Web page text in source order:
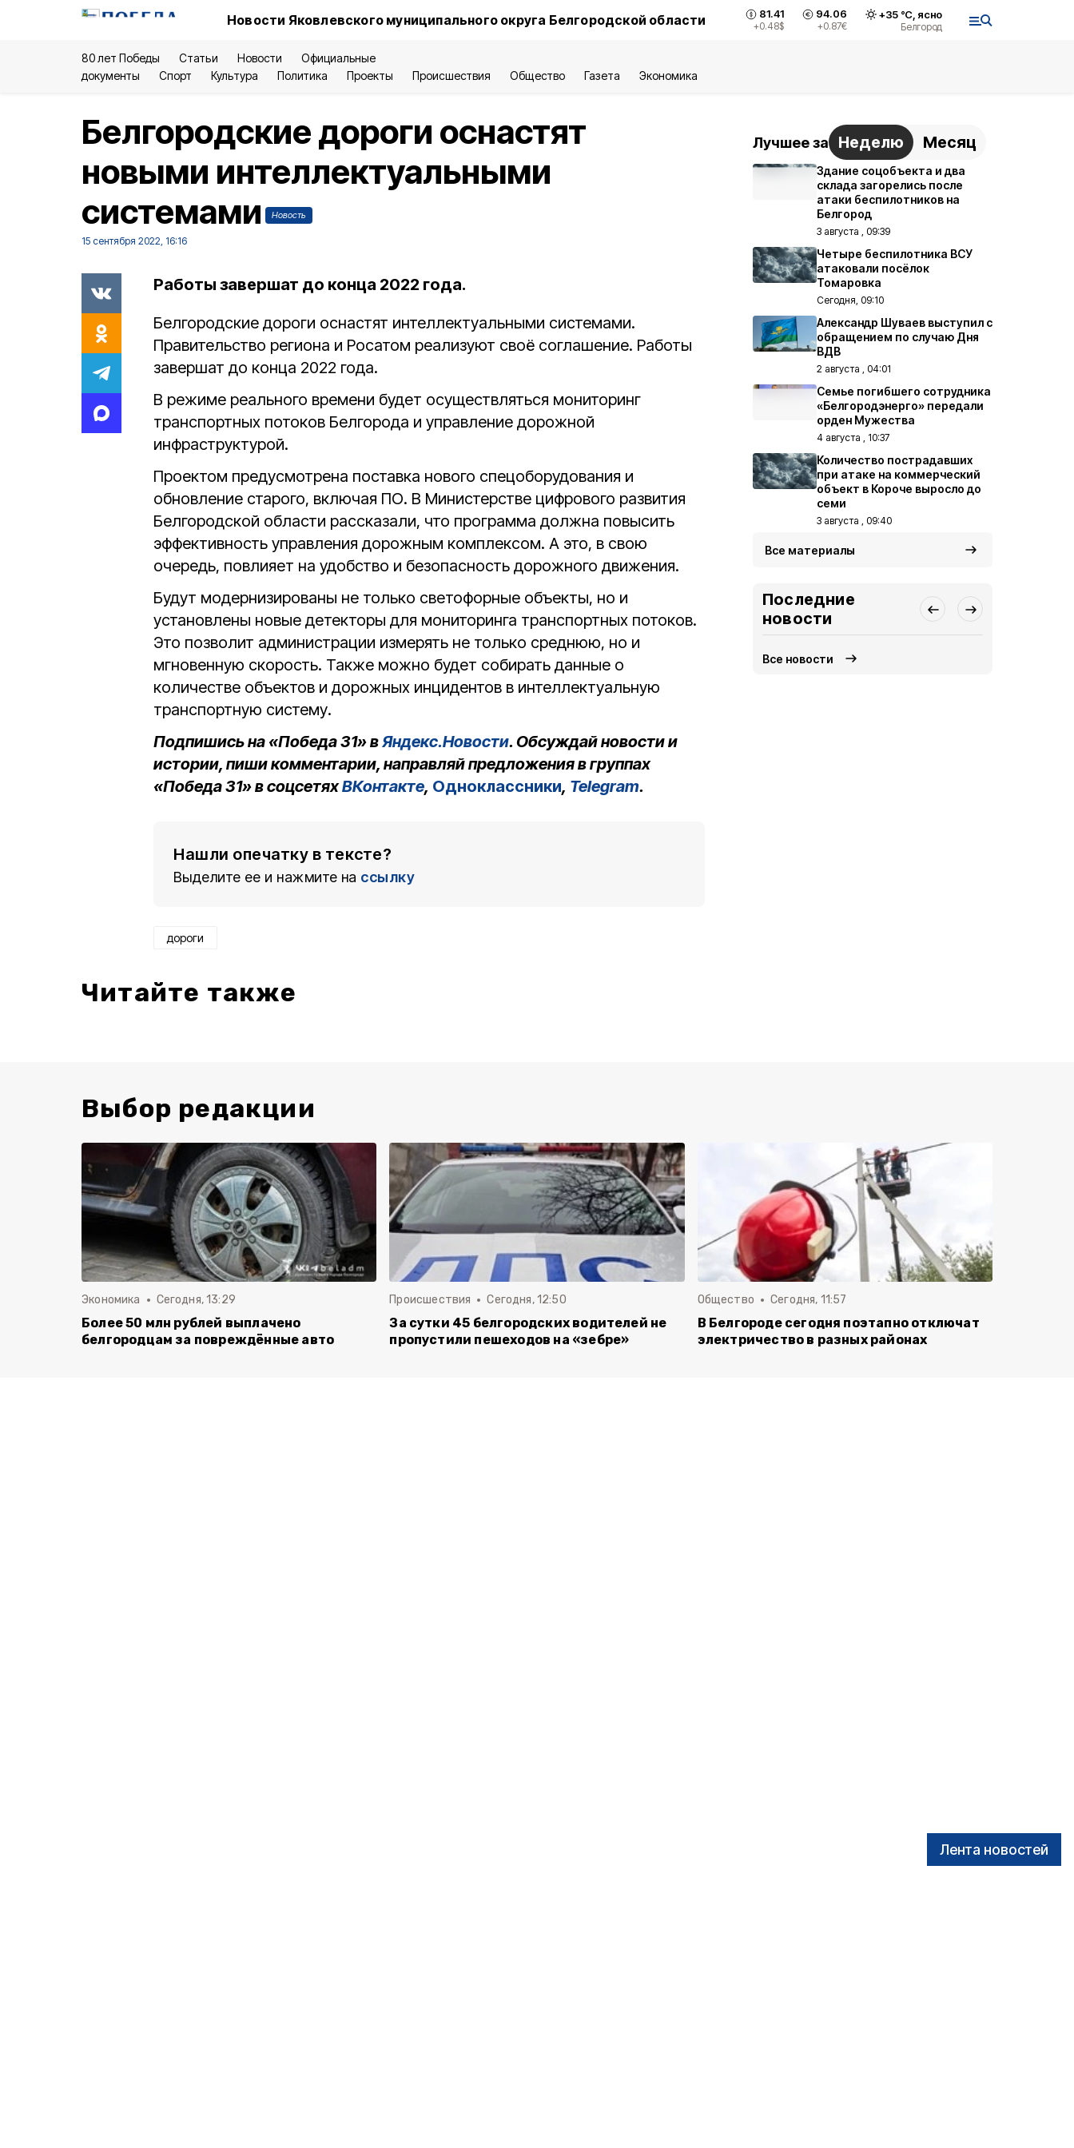
Новости Яковлевского муниципального округа Белгородской области 81.41
+0.48$
94.06
+0.87€
+35°С, ясно
Белгород
80 лет Победы Статьи Новости
Официальные
документы
Спорт Культура Политика Проекты Происшествия Общество Газета Экономика
Лента новостей
Белгородские дороги оснастят
новыми интеллектуальными
системами
Новость
15 сентября 2022, 16:16
Работы завершат до конца 2022 года.
Белгородские дороги оснастят интеллектуальными системами.
Правительство региона и Росатом реализуют своё соглашение. Работы
завершат до конца 2022 года.
В режиме реального времени будет осуществляться мониторинг
транспортных потоков Белгорода и управление дорожной
инфраструктурой.
Проектом предусмотрена поставка нового спецоборудования и
обновление старого, включая ПО. В Министерстве цифрового развития
Белгородской области рассказали, что программа должна повысить
эффективность управления дорожным комплексом. А это, в свою
очередь, повлияет на удобство и безопасность дорожного движения.
Будут модернизированы не только светофорные объекты, но и
установлены новые детекторы для мониторинга транспортных потоков.
Это позволит администрации измерять не только среднюю, но и
мгновенную скорость. Также можно будет собирать данные о
количестве объектов и дорожных инцидентов в интеллектуальную
транспортную систему.
Подпишись на «Победа 31» вЯндекс.Новости. Обсуждай новости и
истории, пиши комментарии, направляй предложения в группах
«Победа 31» в соцсетяхВКонтакте, Одноклассники, Telegram.
Нашли опечатку в тексте?
Выделите ее и нажмите на ссылку
дороги
Читайте также
Лучшее за Неделю Месяц
Здание соцобъекта и два
склада загорелись после
атаки беспилотников на
Белгород
3 августа , 09:39
Четыре беспилотника ВСУ
атаковали посёлок
Томаровка
Сегодня, 09:10
Александр Шуваев выступил с
обращением по случаю Дня
ВДВ
2 августа , 04:01
Семье погибшего сотрудника
«Белгородэнерго» передали
орден Мужества
4 августа , 10:37
Количество пострадавших
при атаке на коммерческий
объект в Короче выросло до
семи
3 августа , 09:40
Все материалы
Последние
новости
Все новости
Выбор редакции
Экономика Сегодня, 13:29
Более 50 млн рублей выплачено
белгородцам за повреждённые авто
Происшествия Сегодня, 12:50
За сутки 45 белгородских водителей не
пропустили пешеходов на «зебре»
Общество Сегодня, 11:57
В Белгороде сегодня поэтапно отключат
электричество в разных районах